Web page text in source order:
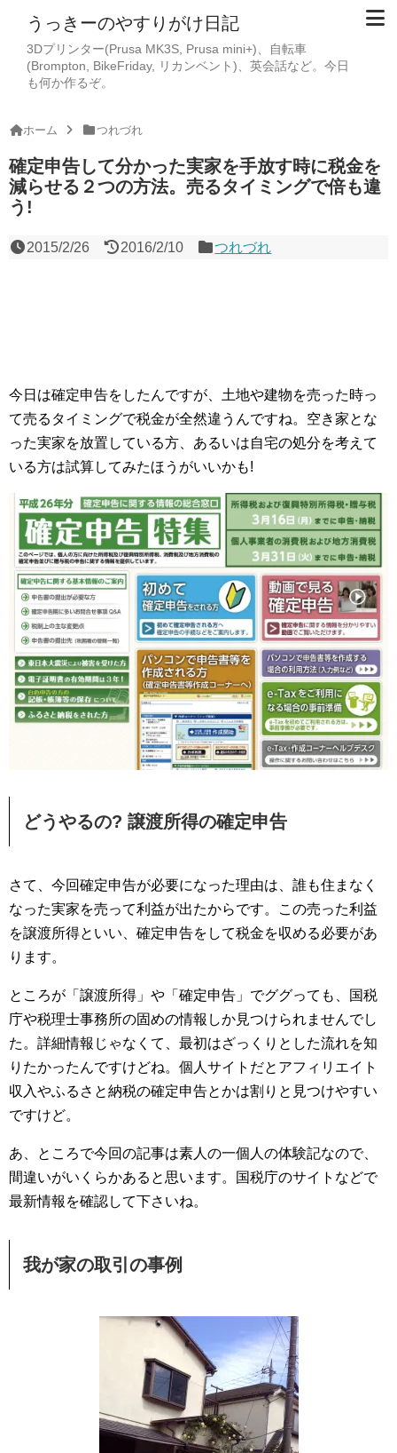
うっきーのやすりがけ日記
3Dプリンター(Prusa MK3S, Prusa mini+)、自転車
(Brompton, BikeFriday, リカンベント)、英会話など。今日
も何か作るぞ。
ホーム つれづれ
確定申告して分かった実家を手放す時に税金を
減らせる２つの方法。売るタイミングで倍も違
う!
2015/2/26 2016/2/10 つれづれ
今日は確定申告をしたんですが、土地や建物を売った時っ
て売るタイミングで税金が全然違うんですね。空き家とな
った実家を放置している方、あるいは自宅の処分を考えて
いる方は試算してみたほうがいいかも!
どうやるの? 譲渡所得の確定申告
さて、今回確定申告が必要になった理由は、誰も住まなく
なった実家を売って利益が出たからです。この売った利益
を譲渡所得といい、確定申告をして税金を収める必要があ
ります。
ところが「譲渡所得」や「確定申告」でググっても、国税
庁や税理士事務所の固めの情報しか見つけられませんでし
た。詳細情報じゃなくて、最初はざっくりとした流れを知
りたかったんですけどね。個人サイトだとアフィリエイト
収入やふるさと納税の確定申告とかは割りと見つけやすい
ですけど。
あ、ところで今回の記事は素人の一個人の体験記なので、
間違いがいくらかあると思います。国税庁のサイトなどで
最新情報を確認して下さいね。
我が家の取引の事例